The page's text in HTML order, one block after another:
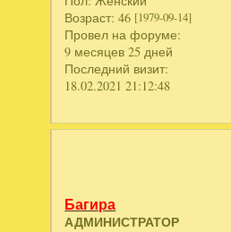
Возраст: 46 [1979-09-14]
Провел на форуме:
9 месяцев 25 дней
Последний визит:
18.02.2021 21:12:48
Багира
АДМИНИСТРАТОР